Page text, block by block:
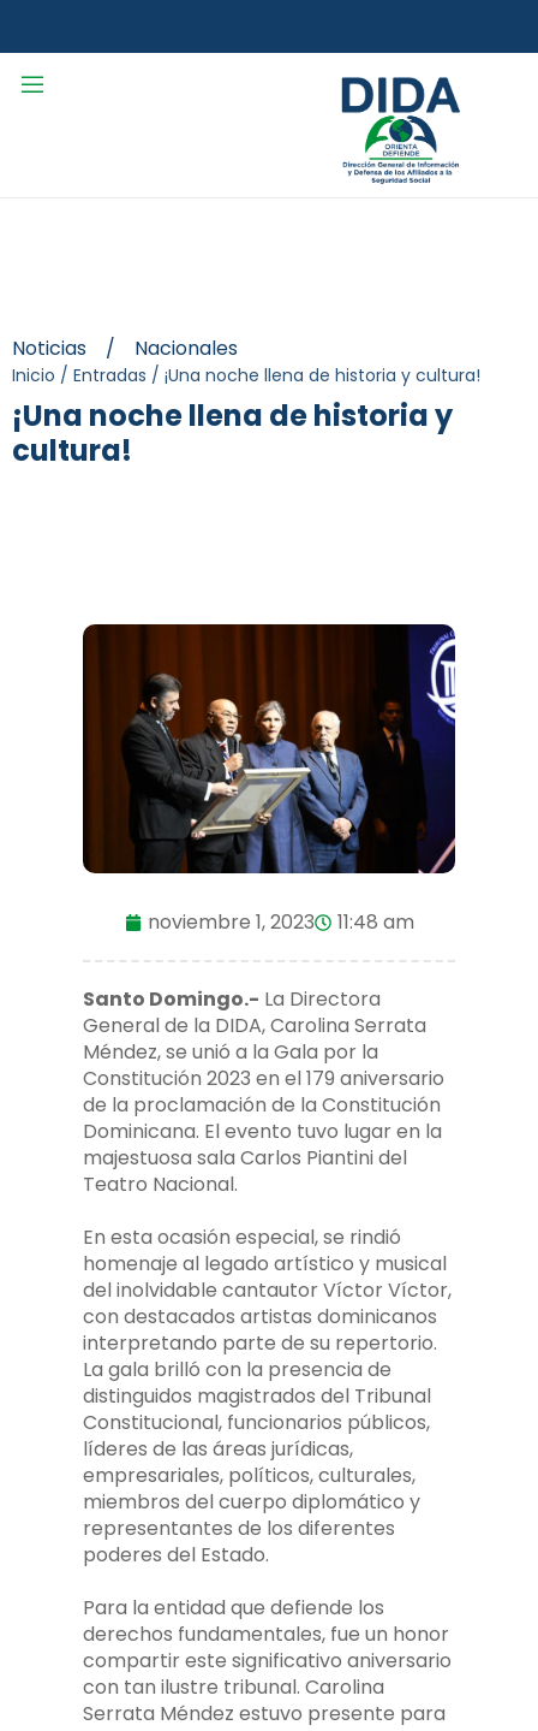
Noticias / Nacionales
Inicio / Entradas / ¡Una noche llena de historia y cultura!
¡Una noche llena de historia y
cultura!
noviembre 1, 2023 11:48 am
Santo Domingo.- La Directora
General de la DIDA, Carolina Serrata
Méndez, se unió a la Gala por la
Constitución 2023 en el 179 aniversario
de la proclamación de la Constitución
Dominicana. El evento tuvo lugar en la
majestuosa sala Carlos Piantini del
Teatro Nacional.
En esta ocasión especial, se rindió
homenaje al legado artístico y musical
del inolvidable cantautor Víctor Víctor,
con destacados artistas dominicanos
interpretando parte de su repertorio.
La gala brilló con la presencia de
distinguidos magistrados del Tribunal
Constitucional, funcionarios públicos,
líderes de las áreas jurídicas,
empresariales, políticos, culturales,
miembros del cuerpo diplomático y
representantes de los diferentes
poderes del Estado.
Para la entidad que defiende los
derechos fundamentales, fue un honor
compartir este significativo aniversario
con tan ilustre tribunal. Carolina
Serrata Méndez estuvo presente para